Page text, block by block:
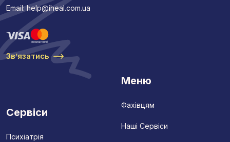
Email: help@iheal.com.ua
Звʼязатись
Сервіси
Психіатрія
Меню
Фахівцям
Наші Сервіси